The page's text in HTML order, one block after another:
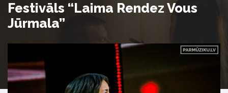
Festivāls “Laima Rendez Vous
Jūrmala”